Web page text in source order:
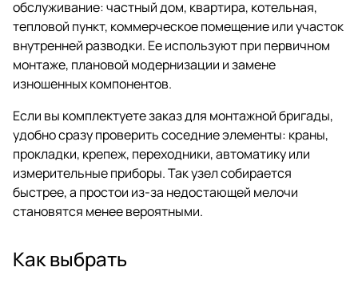
обслуживание: частный дом, квартира, котельная,
тепловой пункт, коммерческое помещение или участок
внутренней разводки. Ее используют при первичном
монтаже, плановой модернизации и замене
изношенных компонентов.
Если вы комплектуете заказ для монтажной бригады,
удобно сразу проверить соседние элементы: краны,
прокладки, крепеж, переходники, автоматику или
измерительные приборы. Так узел собирается
быстрее, а простои из-за недостающей мелочи
становятся менее вероятными.
Как выбрать